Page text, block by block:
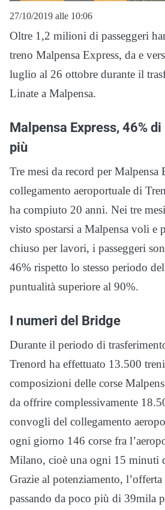
27/10/2019 alle 10:06
Oltre 1,2 milioni di passeggeri
treno Malpensa Express, da e
luglio al 26 ottobre durante il
Linate a Malpensa.
Malpensa Express, 46%
più
Tre mesi da record per Malpensa
collegamento aeroportuale di
ha compiuto 20 anni. Nei tre
visto spostarsi a Malpensa voli e
chiuso per lavori, i passeggeri
46% rispetto lo stesso periodo
puntualità superiore al 90%.
I numeri del Bridge
Durante il periodo di
Trenord ha effettuato 13.500
composizioni delle corse
da offrire complessivamente
convogli del collegamento
ogni giorno 146 corse fra
Milano, cioè una ogni 15 minuti
Grazie al potenziamento,
passando da poco più di 39mila